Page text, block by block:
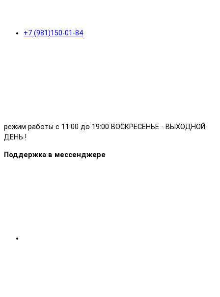
+7 (981)150-01-84
режим работы с 11:00 до 19:00 ВОСКРЕСЕНЬЕ - ВЫХОДНОЙ
ДЕНЬ !
Поддержка в мессенджере